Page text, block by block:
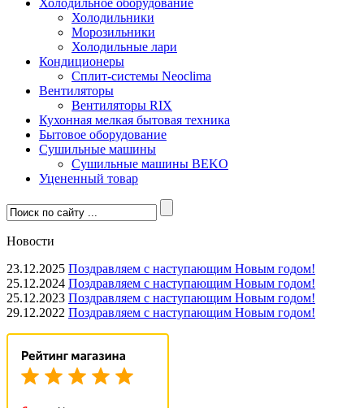
Холодильное оборудование
Холодильники
Морозильники
Холодильные лари
Кондиционеры
Сплит-системы Neoclima
Вентиляторы
Вентиляторы RIX
Кухонная мелкая бытовая техника
Бытовое оборудование
Сушильные машины
Сушильные машины BEKO
Уцененный товар
Новости
23.12.2025 Поздравляем с наступающим Новым годом!
25.12.2024 Поздравляем с наступающим Новым годом!
25.12.2023 Поздравляем с наступающим Новым годом!
29.12.2022 Поздравляем с наступающим Новым годом!